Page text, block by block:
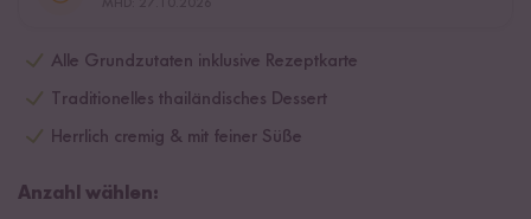
Alle Grundzutaten inklusive Rezeptkarte
Traditionelles thailändisches Dessert
Herrlich cremig & mit feiner Süße
Anzahl wählen: